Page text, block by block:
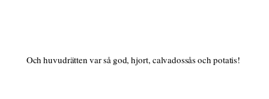
Och huvudrätten var så god, hjort, calvadossås och potatis!